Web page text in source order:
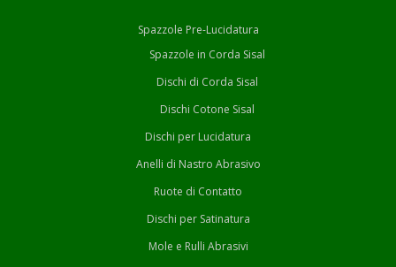
Spazzole Pre-Lucidatura
Spazzole in Corda Sisal
Dischi di Corda Sisal
Dischi Cotone Sisal
Dischi per Lucidatura
Anelli di Nastro Abrasivo
Ruote di Contatto
Dischi per Satinatura
Mole e Rulli Abrasivi